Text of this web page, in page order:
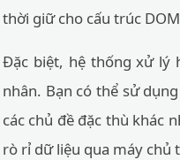
thời giữ cho cấu trúc
Đặc biệt, hệ thống xử lý
nhân. Bạn có thể sử
các chủ đề đặc thù khác
rò rỉ dữ liệu qua máy chủ